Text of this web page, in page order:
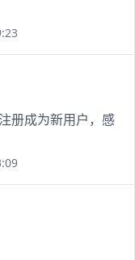
册成为新用户，感